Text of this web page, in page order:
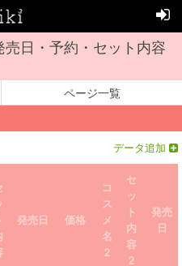
日・予約・セット内容
ページ一覧
データ追加
発売日 価格
コ
ス
メ
名
2
セ
ッ
ト
内
容
2
発売
日